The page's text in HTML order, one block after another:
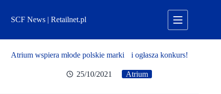
treściSCF News | Retailnet.pl
Atrium wspiera młode polskie marki i ogłasza konkurs!
25/10/2021 Atrium